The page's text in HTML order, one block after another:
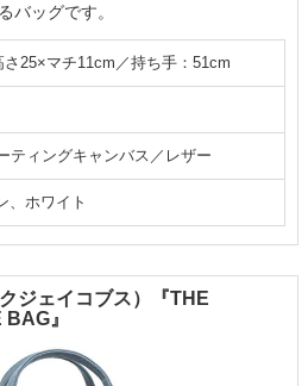
バッグです。
さ25×マチ11cm／持ち手：51cm
ティングキャンバス／レザー
、ホワイト
ジェイコブス）『THE
』